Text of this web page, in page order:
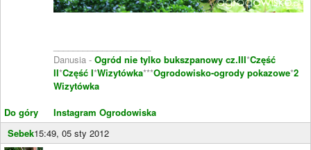
Do góry
Danusia - Ogród nie tylko bukszpanowy cz.III*Część
II*Część I*Wizytówka***Ogrodowisko-ogrody pokazowe*2
Wizytówka
Instagram Ogrodowiska
Sebek15:49, 05 sty 2012